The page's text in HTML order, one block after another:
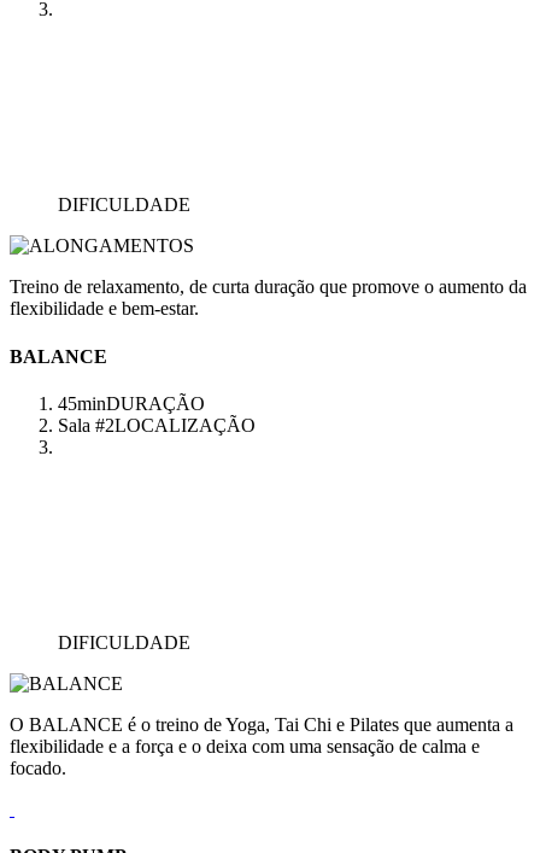
DIFICULDADE
Treino de relaxamento, de curta duração que promove o aumento da
flexibilidade e bem-estar.
BALANCE
45minDURAÇÃO
Sala #2LOCALIZAÇÃO
DIFICULDADE
O BALANCE é o treino de Yoga, Tai Chi e Pilates que aumenta a
flexibilidade e a força e o deixa com uma sensação de calma e
focado.